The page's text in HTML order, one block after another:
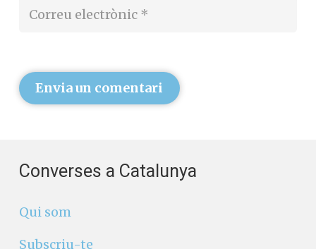
Envia un comentari
Converses a Catalunya
Qui som
Subscriu-te